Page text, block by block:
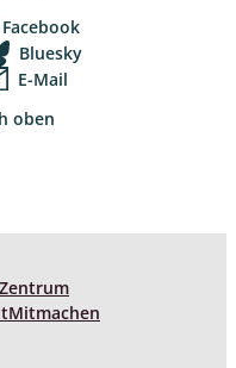
Facebook
Bluesky
E-Mail
oben
Mitmachen